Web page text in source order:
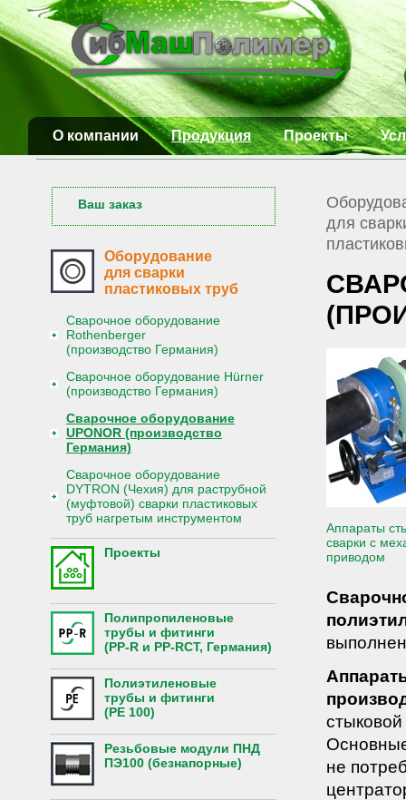
О компании Продукция Проекты
Ваш заказ
Оборудование
для сварки
пластиковых труб
Сварочное оборудование
Rothenberger
(производство Германия)
Сварочное оборудование Hürner
(производство Германия)
Сварочное оборудование
UPONOR (производство
Германия)
Сварочное оборудование
DYTRON (Чехия) для раструбной
(муфтовой) сварки пластиковых
труб нагретым инструментом
Проекты
Полипропиленовые
трубы и фитинги
(PP-R и PP-RCT, Германия)
Полиэтиленовые
трубы и фитинги
(PE 100)
Резьбовые модули ПНД
ПЭ100 (безнапорные)
для
Аппараты
сварки с
приводом
не